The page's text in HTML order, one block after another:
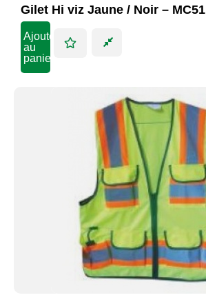
Gilet Hi viz Jaune / Noir – MC51
Ajouter
au
panier